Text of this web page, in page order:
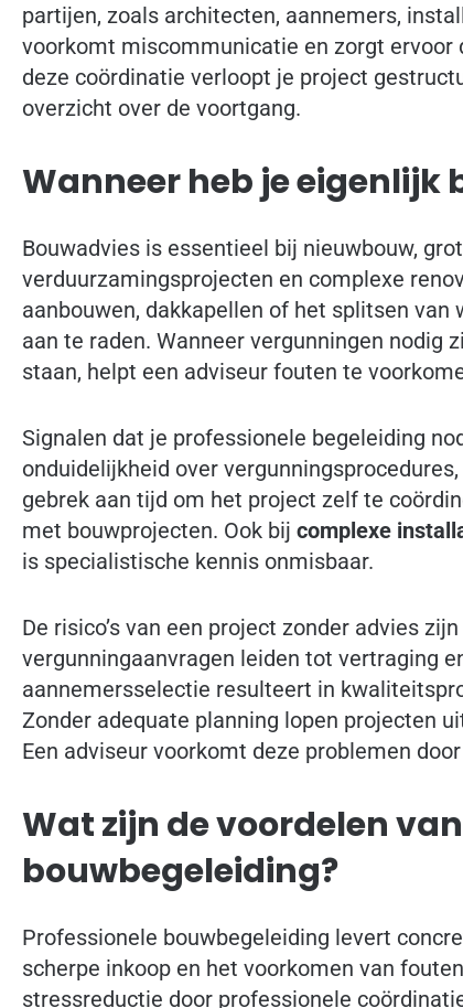
partijen, zoals architecten, aannemers,
voorkomt miscommunicatie en zorgt ervoor
deze coördinatie verloopt je project
overzicht over de voortgang.
Wanneer heb je eigenlijk
Bouwadvies is essentieel bij nieuwbouw,
verduurzamingsprojecten en complexe
aanbouwen, dakkapellen of het splitsen
aan te raden. Wanneer vergunningen nodig
staan, helpt een adviseur fouten te
Signalen dat je professionele begeleiding
onduidelijkheid over
gebrek aan tijd om het project zelf te
met bouwprojecten. Ook bij complexe
is specialistische kennis onmisbaar.
De risico’s van een project zonder advies
vergunningaanvragen leiden tot vertraging
aannemersselectie resulteert in
Zonder adequate planning lopen projecten
Een adviseur voorkomt deze problemen
Wat zijn de voordelen
bouwbegeleiding?
Professionele bouwbegeleiding levert
scherpe inkoop en het voorkomen van
stressreductie door professionele